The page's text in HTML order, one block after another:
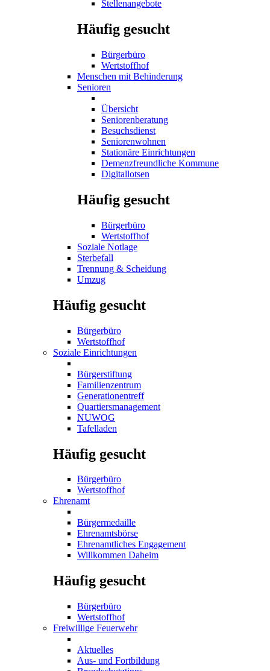
Stellenangebote
Häufig gesucht
Bürgerbüro
Wertstoffhof
Menschen mit Behinderung
Senioren
Übersicht
Seniorenberatung
Besuchsdienst
Seniorenwohnen
Stationäre Einrichtungen
Demenzfreundliche Kommune
Digitallotsen
Häufig gesucht
Bürgerbüro
Wertstoffhof
Soziale Notlage
Sterbefall
Trennung & Scheidung
Umzug
Häufig gesucht
Bürgerbüro
Wertstoffhof
Soziale Einrichtungen
Bürgerstiftung
Familienzentrum
Generationentreff
Quartiersmanagement
NUWOG
Tafelladen
Häufig gesucht
Bürgerbüro
Wertstoffhof
Ehrenamt
Bürgermedaille
Ehrenamtsbörse
Ehrenamtliches Engagement
Willkommen Daheim
Häufig gesucht
Bürgerbüro
Wertstoffhof
Freiwillige Feuerwehr
Aktuelles
Aus- und Fortbildung